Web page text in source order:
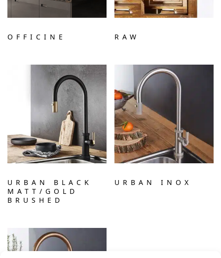
OFFICINE RAW
URBAN BLACK
MATT/GOLD
BRUSHED
URBAN INOX